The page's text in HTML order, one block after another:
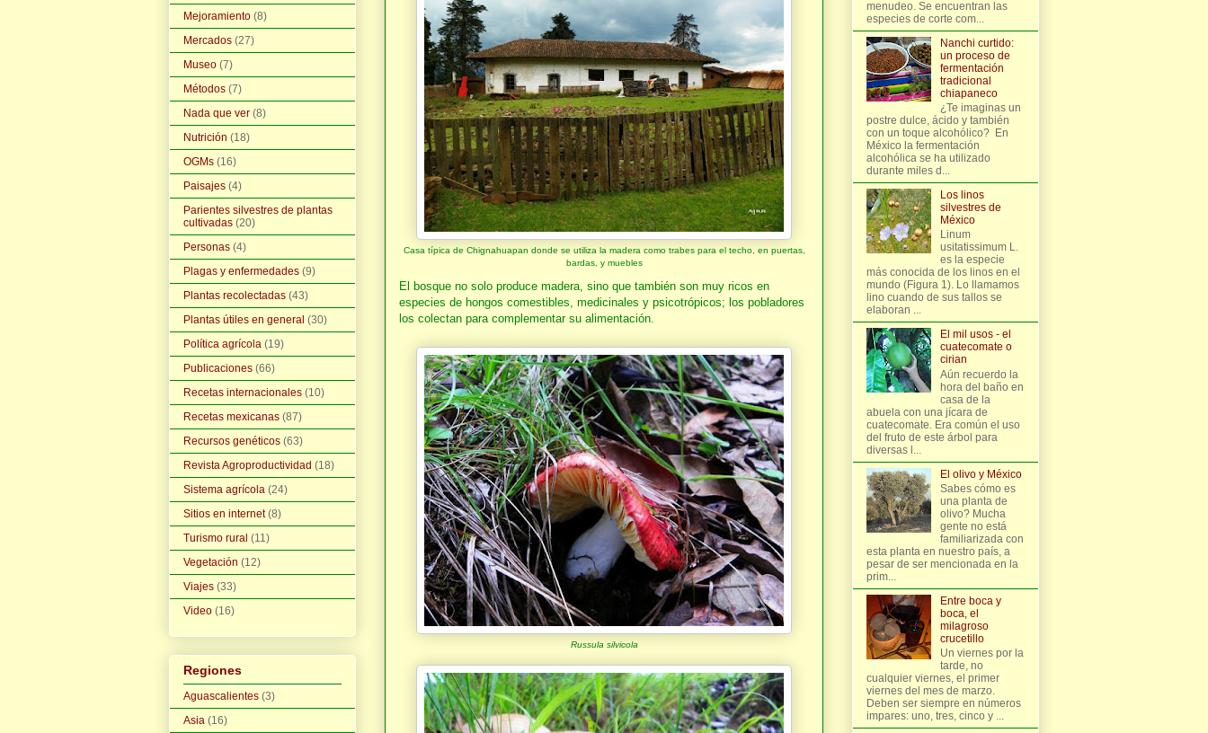
Casa típica de Chignahuapan donde se utiliza la madera como trabes para el techo, en puertas,
bardas, y muebles
El bosque no solo produce madera, sino que también son muy ricos en
especies de hongos comestibles, medicinales y psicotrópicos; los pobladores
los colectan para complementar su alimentación.
Russula silvicola
Mejoramiento (8)
Mercados (27)
Museo (7)
Métodos (7)
Nada que ver (8)
Nutrición (18)
OGMs (16)
Paisajes (4)
Parientes silvestres de plantas
cultivadas (20)
Personas (4)
Plagas y enfermedades (9)
Plantas recolectadas (43)
Plantas útiles en general (30)
Política agrícola (19)
Publicaciones (66)
Recetas internacionales (10)
Recetas mexicanas (87)
Recursos genéticos (63)
Revista Agroproductividad (18)
Sistema agrícola (24)
Sitios en internet (8)
Turismo rural (11)
Vegetación (12)
Viajes (33)
Video (16)
Regiones
Aguascalientes (3)
Asia (16)
menudeo. Se encuentran las
especies de corte com...
Nanchi curtido:
un proceso de
fermentación
tradicional
chiapaneco
¿Te imaginas un
postre dulce, ácido y también
con un toque alcohólico? En
México la fermentación
alcohólica se ha utilizado
durante miles d...
Los linos
silvestres de
México
Linum
usitatissimum L.
es la especie
más conocida de los linos en el
mundo (Figura 1). Lo llamamos
lino cuando de sus tallos se
elaboran ...
El mil usos - el
cuatecomate o
cirian
Aún recuerdo la
hora del baño en
casa de la
abuela con una jícara de
cuatecomate. Era común el uso
del fruto de este árbol para
diversas l...
El olivo y México
Sabes cómo es
una planta de
olivo? Mucha
gente no está
familiarizada con
esta planta en nuestro país, a
pesar de ser mencionada en la
prim...
Entre boca y
boca, el
milagroso
crucetillo
Un viernes por la
tarde, no
cualquier viernes, el primer
viernes del mes de marzo.
Deben ser siempre en números
impares: uno, tres, cinco y ...